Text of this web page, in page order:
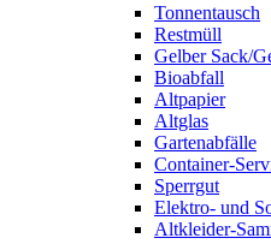
Tonnentausch
Restmüll
Gelber Sack/
Bioabfall
Altpapier
Altglas
Gartenabfälle
Container-
Sperrgut
Elektro- und
Altkleider-